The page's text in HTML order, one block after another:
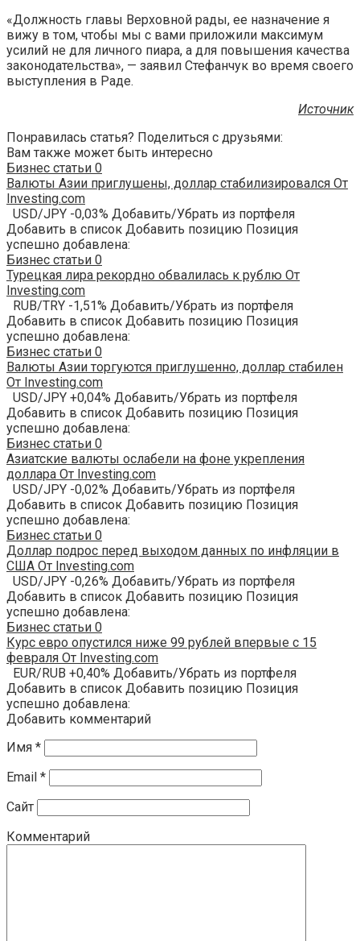
«Должность главы Верховной рады, ее назначение я
вижу в том, чтобы мы с вами приложили максимум
усилий не для личного пиара, а для повышения качества
законодательства», — заявил Стефанчук во время своего
выступления в Раде.
Источник
Понравилась статья? Поделиться с друзьями:
Вам также может быть интересно
Бизнес статьи 0
Валюты Азии приглушены, доллар стабилизировался От
Investing.com
USD/JPY -0,03% Добавить/Убрать из портфеля
Добавить в список Добавить позицию Позиция
успешно добавлена:
Бизнес статьи 0
Турецкая лира рекордно обвалилась к рублю От
Investing.com
RUB/TRY -1,51% Добавить/Убрать из портфеля
Добавить в список Добавить позицию Позиция
успешно добавлена:
Бизнес статьи 0
Валюты Азии торгуются приглушенно, доллар стабилен
От Investing.com
USD/JPY +0,04% Добавить/Убрать из портфеля
Добавить в список Добавить позицию Позиция
успешно добавлена:
Бизнес статьи 0
Азиатские валюты ослабели на фоне укрепления
доллара От Investing.com
USD/JPY -0,02% Добавить/Убрать из портфеля
Добавить в список Добавить позицию Позиция
успешно добавлена:
Бизнес статьи 0
Доллар подрос перед выходом данных по инфляции в
США От Investing.com
USD/JPY -0,26% Добавить/Убрать из портфеля
Добавить в список Добавить позицию Позиция
успешно добавлена:
Бизнес статьи 0
Курс евро опустился ниже 99 рублей впервые с 15
февраля От Investing.com
EUR/RUB +0,40% Добавить/Убрать из портфеля
Добавить в список Добавить позицию Позиция
успешно добавлена:
Добавить комментарий
Имя *
Email *
Сайт
Комментарий